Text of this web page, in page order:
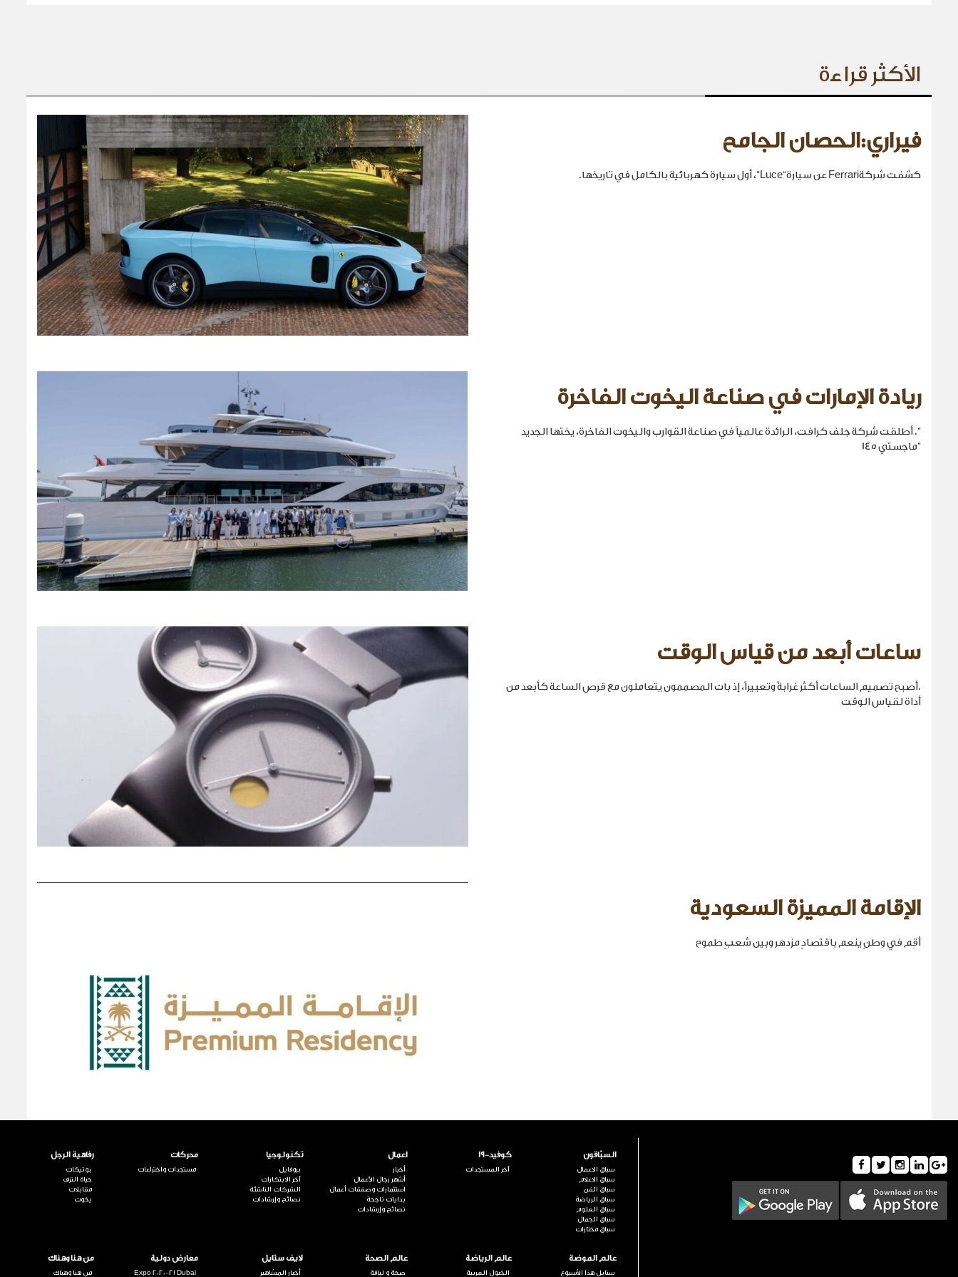
الأكثر قراءة
فيراري:الحصان الجامح
كشفت شركةFerrari عن سيارة“Luce”، أول سيارة كهربائية بالكامل في تاريخها.
ريادة الإمارات في صناعة اليخوت الفاخرة
". أطلقت شركة جلف كرافت، الرائدة عالمياً في صناعة القوارب واليخوت الفاخرة، يختها الجديد
"ماجستي 145
ساعات أبعد من قياس الوقت
.أصبح تصميم الساعات أكثر غرابةً وتعبيراً، إذ بات المصممون يتعاملون مع قرص الساعة كأبعد من
أداة لقياس الوقت
الإقامة المميزة السعودية
أقِم في وطنٍ ينعم باقتصادٍ مزدهر وبين شعبٍ طموح
السبّاقون
سباق الاعمال
سباق الاعلام
سباق الفن
سباق الرياضة
سباق العلوم
سباق الجمال
سباق مختارات
كوفيد-19
آخر المستجدات
اعمال
أخبار
أشهر رجال الأعمال
استثمارات وصفقات أعمال
بدايات ناجحة
نصائح وإرشادات
تكنولوجيا
بروفايل
آخر الابتكارات
الشركات الناشئة
نصائح وإرشادات
محركات
مستجدات واختراعات
رفاهية الرجل
بوتيكات
حياة الترف
مقابلات
يخوت
عالم الموضة
ستايل هذا الأسبوع
عالم الرياضة
الخيول العربية
عالم الصحة
صحة و لياقة
لايف ستايل
أخبار المشاهير
معارض دولية
Expo 2020-21 Dubai
من هنا وهناك
من هنا وهناك